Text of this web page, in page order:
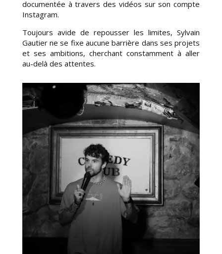
documentée à travers des vidéos sur son compte
Instagram.
Toujours avide de repousser leslimites, Sylvain
Gautier ne se fixe aucune barrière dans ses projets
et ses ambitions, cherchant constamment à aller
au-delà des attentes.